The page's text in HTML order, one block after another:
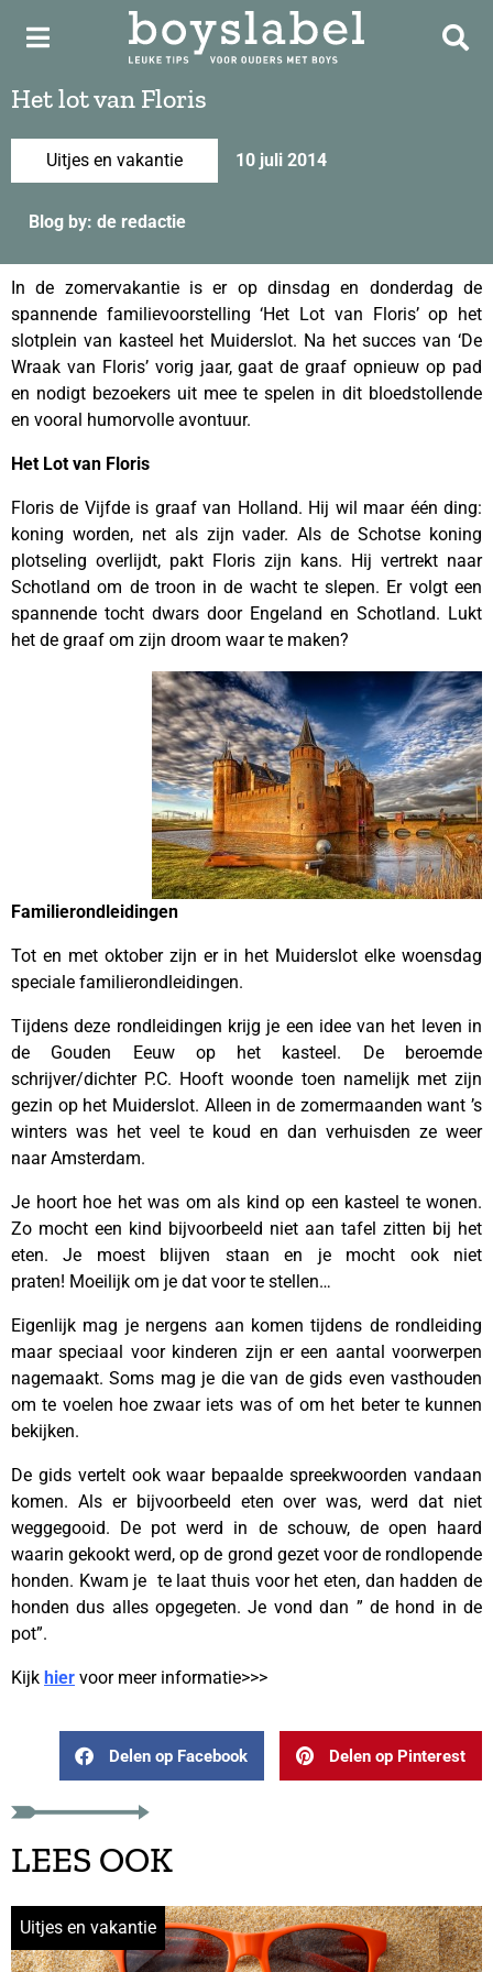
Het lot van Floris
Uitjes en vakantie 10 juli 2014
Blog by: de redactie
In de zomervakantie is er op dinsdag en donderdag de
spannende familievoorstelling ‘Het Lot van Floris’ op het
slotplein van kasteel het Muiderslot. Na het succes van ‘De
Wraak van Floris’ vorig jaar, gaat de graaf opnieuw op pad
en nodigt bezoekers uit mee te spelen in dit bloedstollende
en vooral humorvolle avontuur.
Het Lot van Floris
Floris de Vijfde is graaf van Holland. Hij wil maar één ding:
koning worden, net als zijn vader. Als de Schotse koning
plotseling overlijdt, pakt Floris zijn kans. Hij vertrekt naar
Schotland om de troon in de wacht te slepen. Er volgt een
spannende tocht dwars door Engeland en Schotland. Lukt
het de graaf om zijn droom waar te maken?
Familierondleidingen
Tot en met oktober zijn er in het Muiderslot elke woensdag
speciale familierondleidingen.
Tijdens deze rondleidingen krijg je een idee van het leven in
de Gouden Eeuw op het kasteel. De beroemde
schrijver/dichter P.C. Hooft woonde toen namelijk met zijn
gezin op het Muiderslot. Alleen in de zomermaanden want ’s
winters was het veel te koud en dan verhuisden ze weer
naar Amsterdam.
Je hoort hoe het was om als kind op een kasteel te wonen.
Zo mocht een kind bijvoorbeeld niet aan tafel zitten bij het
eten. Je moest blijven staan en je mocht ook niet
praten! Moeilijk om je dat voor te stellen…
Eigenlijk mag je nergens aan komen tijdens de rondleiding
maar speciaal voor kinderen zijn er een aantal voorwerpen
nagemaakt. Soms mag je die van de gids even vasthouden
om te voelen hoe zwaar iets was of om het beter te kunnen
bekijken.
De gids vertelt ook waar bepaalde spreekwoorden vandaan
komen. Als er bijvoorbeeld eten over was, werd dat niet
weggegooid. De pot werd in de schouw, de open haard
waarin gekookt werd, op de grond gezet voor de rondlopende
honden. Kwam je te laat thuis voor het eten, dan hadden de
honden dus alles opgegeten. Je vond dan ” de hond in de
pot”.
Kijk hier voor meer informatie>>>
Delen op Facebook Delen op Pinterest
LEES OOK
Uitjes en vakantie